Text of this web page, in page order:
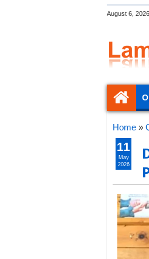
August 6, 2026
Home »
11
May
2026